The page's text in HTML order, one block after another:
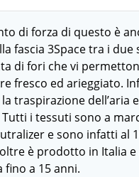
di forza di questo è
fascia 3Space tra i due
di fori che vi
fresco ed arieggiato.
traspirazione dell’aria e
Tutti i tessuti sono a
e sono infatti al
è prodotto in Italia e
fino a 15 anni.